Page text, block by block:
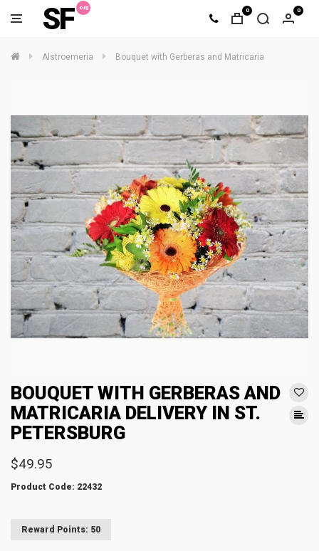
SF 0 0
Alstroemeria Bouquet with Gerberas and Matricaria
BOUQUET WITH GERBERAS AND
MATRICARIA DELIVERY IN ST.
PETERSBURG
$49.95
Product Code: 22432
Reward Points: 50